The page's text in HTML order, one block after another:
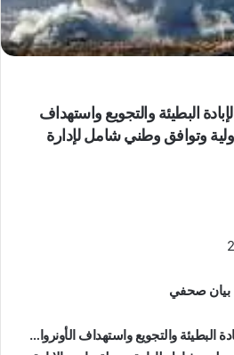
البطيئة والتجويع واستهداف
وتوافق وطني شامل لإدارة
بيان صحفي
البطيئة والتجويع واستهداف الأونروا…